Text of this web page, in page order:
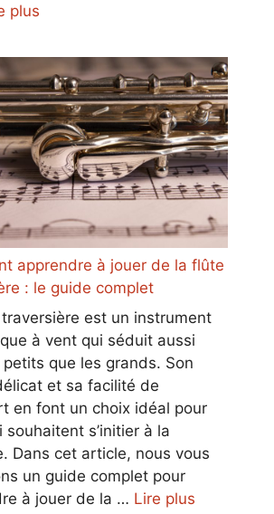
plus
apprendre à jouer de la flûte
: le guide complet
est un instrument
à vent qui séduit aussi
que les grands. Son
et sa facilité de
en font un choix idéal pour
souhaitent s’initier à la
Dans cet article, nous vous
un guide complet pour
à jouer de la … Lire plus